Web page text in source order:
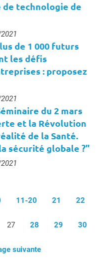
technologie de
de 1 000 futurs
les défis
: proposez
du 2 mars
et la Révolution
de la Santé.
sécurité globale ?"
11-20 21 22
27 28 29 30
suivante